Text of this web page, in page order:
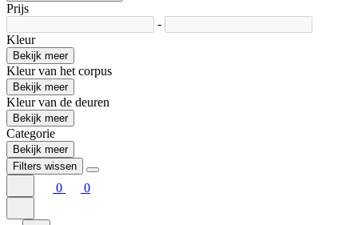
Prijs
-
Kleur
Bekijk meer
Kleur van het corpus
Bekijk meer
Kleur van de deuren
Bekijk meer
Categorie
Bekijk meer
Filters wissen
0 0